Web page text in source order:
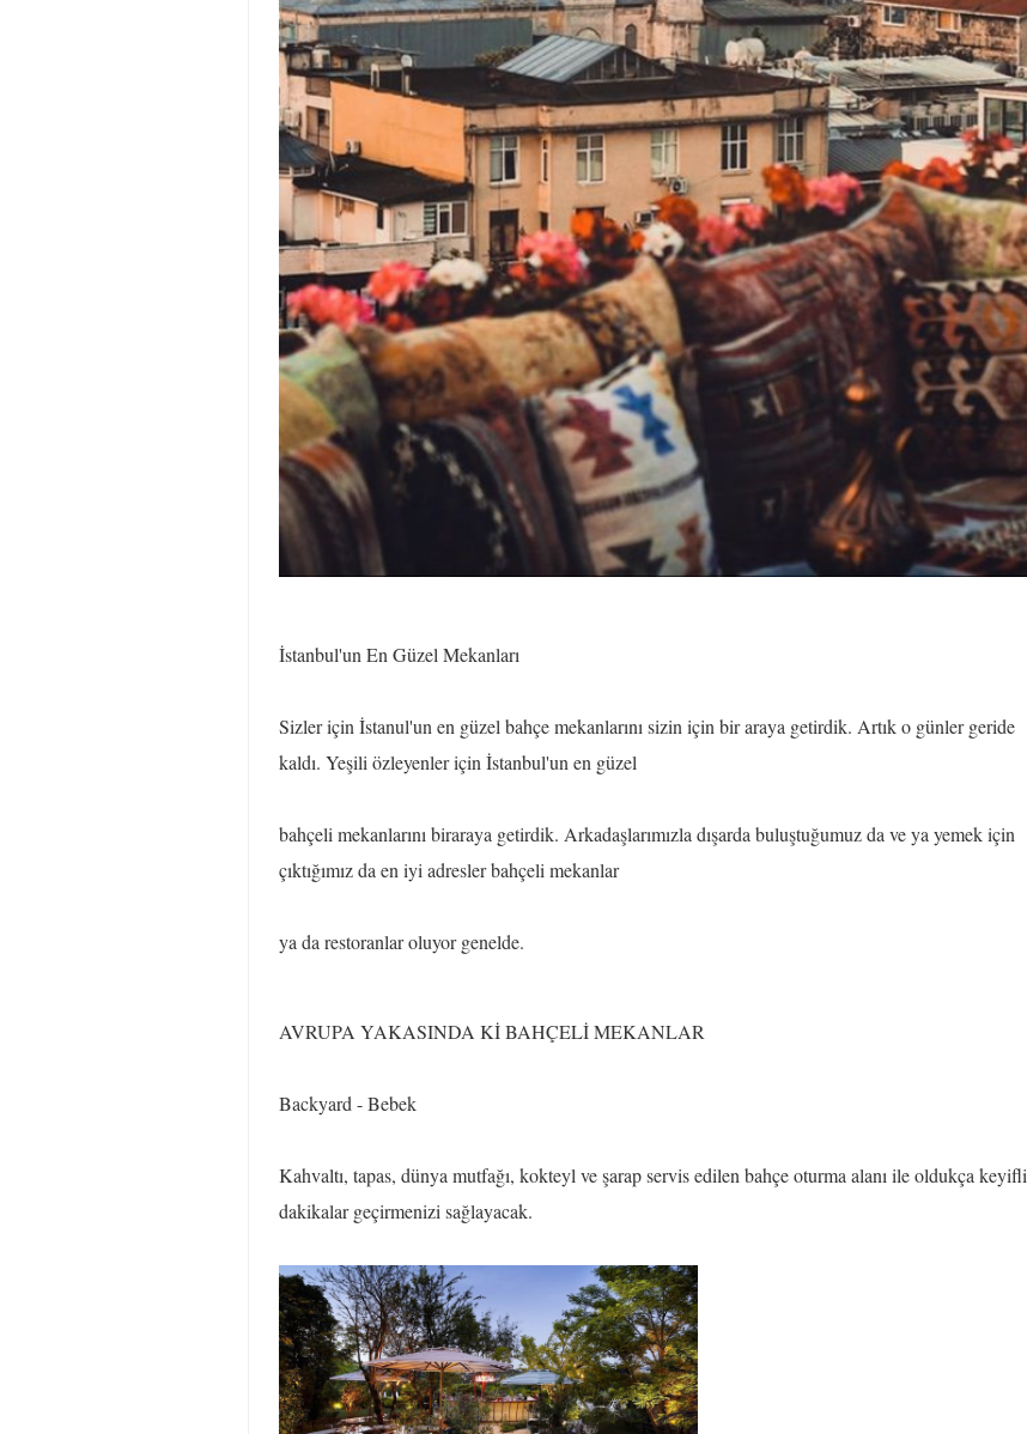
İstanbul'un En Güzel Mekanları
Sizler için İstanul'un en güzel bahçe mekanlarını sizin için bir araya getirdik. Artık o günler geride
kaldı. Yeşili özleyenler için İstanbul'un en güzel
bahçeli mekanlarını biraraya getirdik. Arkadaşlarımızla dışarda buluştuğumuz da ve ya yemek için
çıktığımız da en iyi adresler bahçeli mekanlar
ya da restoranlar oluyor genelde.
AVRUPA YAKASINDA Kİ BAHÇELİ MEKANLAR
Backyard - Bebek
Kahvaltı, tapas, dünya mutfağı, kokteyl ve şarap servis edilen bahçe oturma alanı ile oldukça keyifli
dakikalar geçirmenizi sağlayacak.